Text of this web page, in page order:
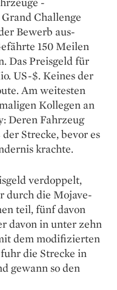
Challenge
Bewerb aus­
150 Meilen
Das Preisgeld für
US-$. Keines der
Am weitesten
Kollegen an
Deren Fahrzeug
Strecke, bevor es
krachte.
ver­doppelt,
durch die Mojave-
teil, fünf davon
davon in unter zehn
dem modifizierten
die Strecke in
gewann so den